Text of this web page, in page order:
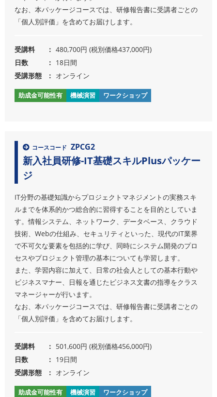
なお、本パッケージコースでは、研修報告書に受講者ごとの
「個人別評価」を含めてお届けします。
受講料
480,700円 (税別価格437,000円)
日数
18日間
受講形態
オンライン
助成金可能性有 機械演習 ワークショップ
コースコード ZPCG2
新入社員研修-IT基礎スキルPlusパッケー
ジ
IT分野の基礎知識からプロジェクトマネジメントの実務スキ
ルまでを体系的かつ総合的に習得することを目的としていま
す。情報システム、ネットワーク、データベース、クラウド
技術、Webの仕組み、セキュリティといった、現代のIT業界
で不可欠な要素を包括的に学び、同時にシステム開発のプロ
セスやプロジェクト管理の基本についても学習します。
また、学習内容に加えて、日常の社会人としての基本行動や
ビジネスマナー、日報を通じたビジネス文書の指導をクラス
マネージャーが行います。
なお、本パッケージコースでは、研修報告書に受講者ごとの
「個人別評価」を含めてお届けします。
受講料
501,600円 (税別価格456,000円)
日数
19日間
受講形態
オンライン
助成金可能性有 機械演習 ワークショップ